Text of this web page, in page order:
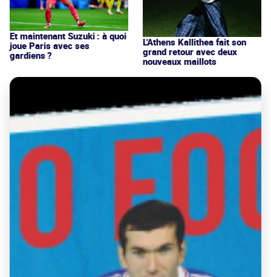
Et maintenant Suzuki : à quoi
joue Paris avec ses
gardiens ?
L'Athens Kallithea fait son
grand retour avec deux
nouveaux maillots